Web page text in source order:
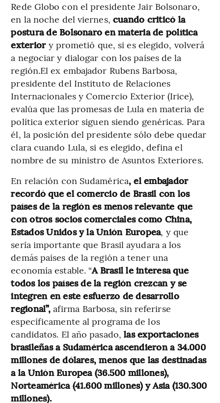
Rede Globo con el presidente Jair Bolsonaro,
en la noche del viernes, cuando criticó la
postura de Bolsonaro en materia de política
exterior y prometió que, si es elegido, volverá
a negociar y dialogar con los países de la
región.El ex embajador Rubens Barbosa,
presidente del Instituto de Relaciones
Internacionales y Comercio Exterior (Irice),
evalúa que las promesas de Lula en materia de
política exterior siguen siendo genéricas. Para
él, la posición del presidente sólo debe quedar
clara cuando Lula, si es elegido, defina el
nombre de su ministro de Asuntos Exteriores.
En relación con Sudamérica, el embajador
recordó que el comercio de Brasil con los
países de la región es menos relevante que
con otros socios comerciales como China,
Estados Unidos y la Unión Europea, y que
sería importante que Brasil ayudara a los
demás países de la región a tener una
economía estable. “A Brasil le interesa que
todos los países de la región crezcan y se
integren en este esfuerzo de desarrollo
regional”,afirma Barbosa, sin referirse
específicamente al programa de los
candidatos. El año pasado, las exportaciones
brasileñas a Sudamérica ascendieron a 34.000
millones de dólares, menos que las destinadas
a la Unión Europea (36.500 millones),
Norteamérica (41.600 millones) y Asia (130.300
millones).